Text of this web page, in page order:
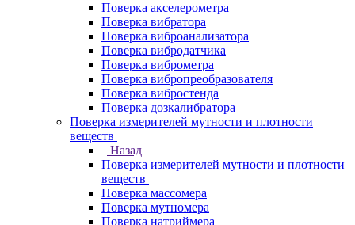
Поверка акселерометра
Поверка вибратора
Поверка виброанализатора
Поверка вибродатчика
Поверка виброметра
Поверка вибропреобразователя
Поверка вибростенда
Поверка дозкалибратора
Поверка измерителей мутности и плотности
веществ
Назад
Поверка измерителей мутности и плотности
веществ
Поверка массомера
Поверка мутномера
Поверка натриймера